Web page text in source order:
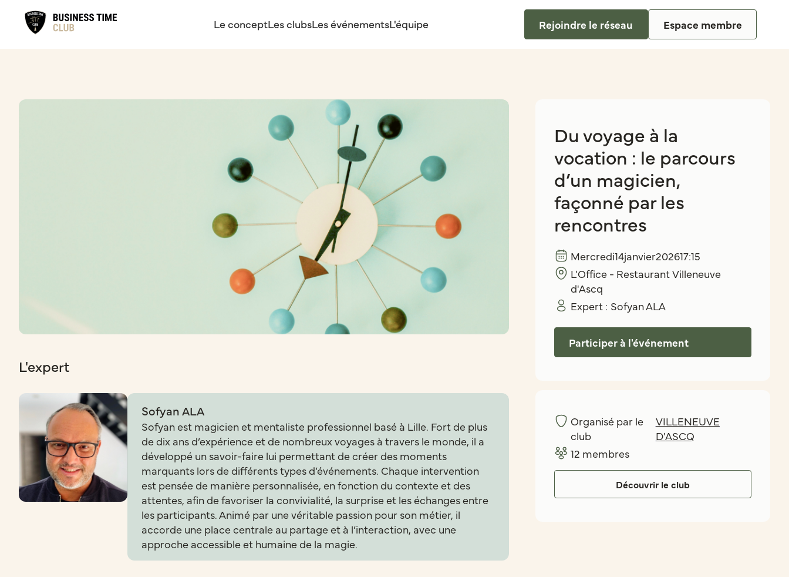
Le conceptLes clubsLes événementsL'équipe Rejoindre le réseau Espace membre
L'expert
Sofyan ALA
Sofyan est magicien et mentaliste professionnel basé à Lille. Fort de plus
de dix ans d’expérience et de nombreux voyages à travers le monde, il a
développé un savoir-faire lui permettant de créer des moments
marquants lors de différents types d’événements. Chaque intervention
est pensée de manière personnalisée, en fonction du contexte et des
attentes, afin de favoriser la convivialité, la surprise et les échanges entre
les participants. Animé par une véritable passion pour son métier, il
accorde une place centrale au partage et à l’interaction, avec une
approche accessible et humaine de la magie.
Du voyage à la
vocation : le parcours
d’un magicien,
façonné par les
rencontres
Mercredi14janvier202617:15
L'Office - Restaurant Villeneuve
d'Ascq
Expert : Sofyan ALA
Participer à l'événement
Organisé par le
club
VILLENEUVE
D'ASCQ
12 membres
Découvrir le club